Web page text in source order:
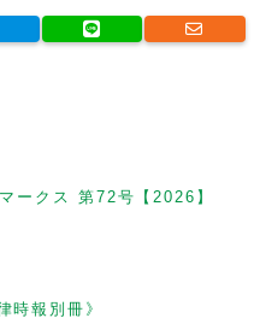
ークス 第72号【2026】
時報別冊》